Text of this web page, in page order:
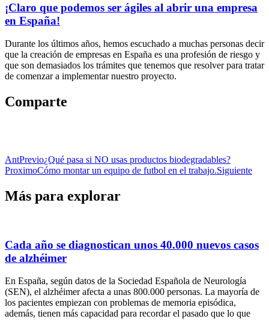
¡Claro que podemos ser ágiles al abrir una empresa
en España!
Durante los últimos años, hemos escuchado a muchas personas decir
que la creación de empresas en España es una profesión de riesgo y
que son demasiados los trámites que tenemos que resolver para tratar
de comenzar a implementar nuestro proyecto.
Comparte
AntPrevio¿Qué pasa si NO usas productos biodegradables?
ProximoCómo montar un equipo de futbol en el trabajo.Siguiente
Más para explorar
Cada año se diagnostican unos 40.000 nuevos casos
de alzhéimer
En España, según datos de la Sociedad Española de Neurología
(SEN), el alzhéimer afecta a unas 800.000 personas. La mayoría de
los pacientes empiezan con problemas de memoria episódica,
además, tienen más capacidad para recordar el pasado que lo que